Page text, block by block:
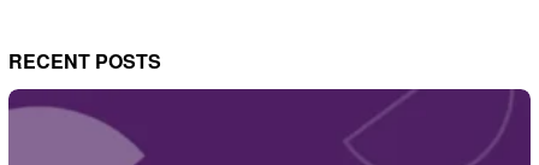
RECENT POSTS